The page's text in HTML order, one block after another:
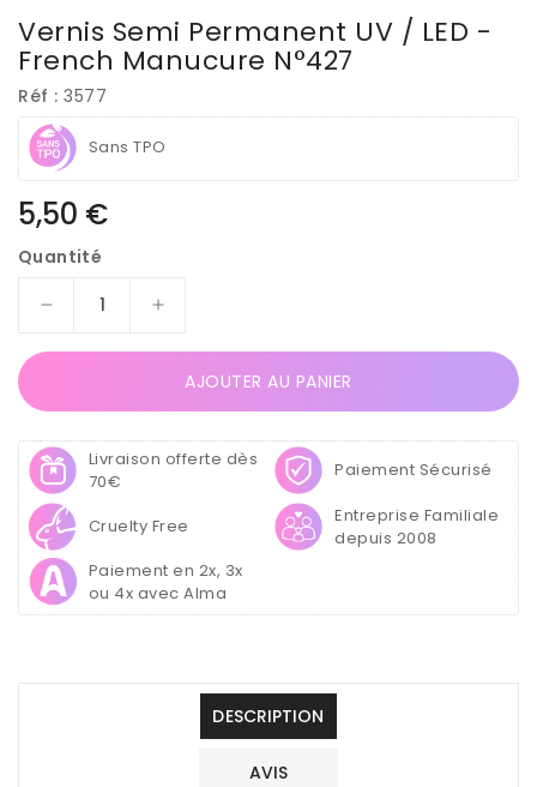
Vernis Semi Permanent UV / LED -
French Manucure N°427
Réf : 3577
Sans TPO
Prix
habituel
5,50 €
Quantité
Réduire
Vernis
Semi
Permanent
UV
LED
-
French
Manucure
Augmenter
Vernis
Semi
Permanent
/
-
French
Manucure
AJOUTER AU PANIER
Livraison offerte dès
70€
Paiement Sécurisé
Cruelty Free
Entreprise Familiale
depuis 2008
Paiement en 2x, 3x
ou 4x avec Alma
DESCRIPTION
AVIS